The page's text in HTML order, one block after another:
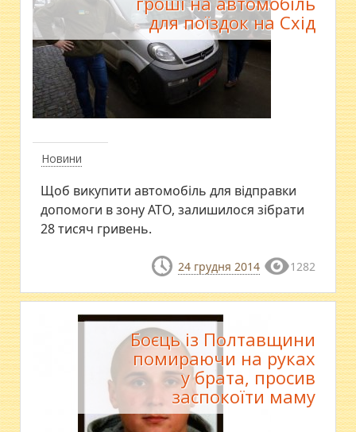
Новини
для поїздок на Схід
Щоб викупити автомобіль для відправки
допомоги в зону АТО, залишилося зібрати
28 тисяч гривень.
24 грудня 2014 1282
Боєць із Полтавщини
помираючи на руках
у брата, просив
заспокоїти маму